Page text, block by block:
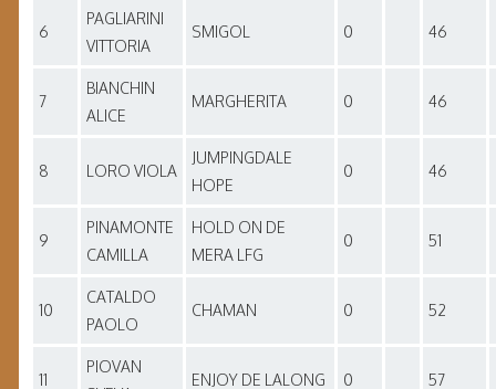
6
PAGLIARINI
VITTORIA
SMIGOL 0 46
7
BIANCHIN
ALICE
MARGHERITA 0 46
8 LORO VIOLA
JUMPINGDALE
HOPE
0 46
9
PINAMONTE
CAMILLA
HOLD ON DE
MERA LFG
0 51
10
CATALDO
PAOLO
CHAMAN 0 52
11
PIOVAN
ENJOY DE LALONG 0 57